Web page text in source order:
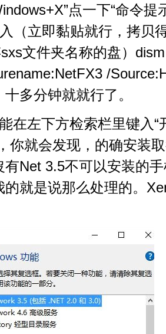
点一下“命令提
（立即黏贴就行，拷贝
文件夹名称的盘）
/
多分钟就就行了。
在左下方检索栏里键入“
你就会发现，的确安装
有Net 3.5不可以安装的
的就是说那么处理的。